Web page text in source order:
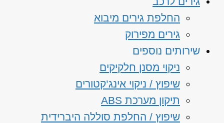
החלפת גירים מיבוא
גירים מפירוק
שירותים נוספים
ניקוי מסנן חלקיקים
שיפוץ / ניקוי אינג’קטורים
תיקון מערכת ABS
שיפוץ / החלפת סוללה היברידית